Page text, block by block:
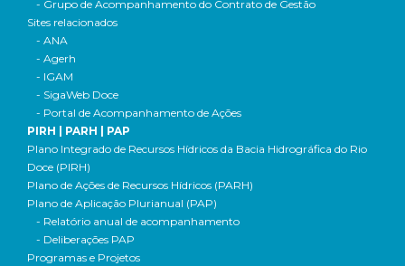
- Grupo de Acompanhamento do Contrato de Gestão
Sites relacionados
- ANA
- Agerh
- IGAM
- SigaWeb Doce
- Portal de Acompanhamento de Ações
PIRH | PARH | PAP
Plano Integrado de Recursos Hídricos da Bacia Hidrográfica do Rio
Doce (PIRH)
Plano de Ações de Recursos Hídricos (PARH)
Plano de Aplicação Plurianual (PAP)
- Relatório anual de acompanhamento
- Deliberações PAP
Programas e Projetos